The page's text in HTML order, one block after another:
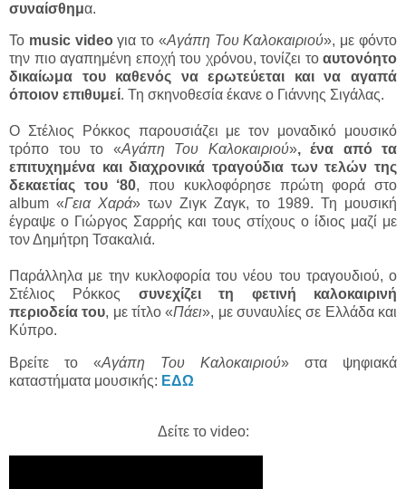
συναίσθημα.
Το music videoγια το «Αγάπη Του Καλοκαιριού», με φόντο
την πιο αγαπημένη εποχή του χρόνου, τονίζει το αυτονόητο
δικαίωμα του καθενός να ερωτεύεται και να αγαπά
όποιον επιθυμεί. Τη σκηνοθεσία έκανε ο Γιάννης Σιγάλας.
Ο Στέλιος Ρόκκος παρουσιάζει με τον μοναδικό μουσικό
τρόπο του το «Αγάπη Του Καλοκαιριού», ένα από τα
επιτυχημένα και διαχρονικά τραγούδια των τελών της
δεκαετίας του ‘80, που κυκλοφόρησε πρώτη φορά στο
album «Γεια Χαρά» των Ζιγκ Ζαγκ, το 1989. Τη μουσική
έγραψε ο Γιώργος Σαρρής και τους στίχους ο ίδιος μαζί με
τον Δημήτρη Τσακαλιά.
Παράλληλα με την κυκλοφορία του νέου του τραγουδιού, ο
Στέλιος Ρόκκος συνεχίζει τη φετινή καλοκαιρινή
περιοδεία του, με τίτλο «Πάει», με συναυλίες σε Ελλάδα και
Κύπρο.
Βρείτε το «Αγάπη Του Καλοκαιριού» στα ψηφιακά
καταστήματα μουσικής: ΕΔΩ
Δείτε το video: